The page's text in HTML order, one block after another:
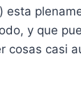
esta
y que
cosas casi